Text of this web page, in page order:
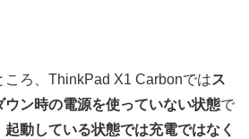
ころ、ThinkPad X1 Carbonではス
ウン時の電源を使っていない状態で
起動している状態では充電ではなく